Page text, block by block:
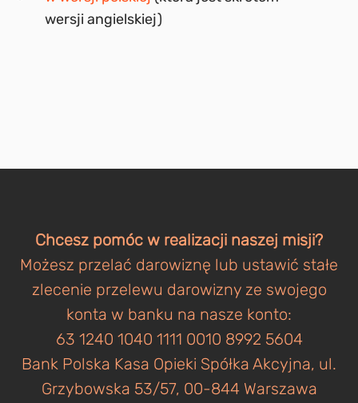
wersji angielskiej)
Chcesz pomóc w realizacji naszej misji?
Możesz przelać darowiznę lub ustawić stałe
zlecenie przelewu darowizny ze swojego
konta w banku na nasze konto:
63 1240 1040 1111 0010 8992 5604
Bank Polska Kasa Opieki Spółka Akcyjna, ul.
Grzybowska 53/57, 00-844 Warszawa